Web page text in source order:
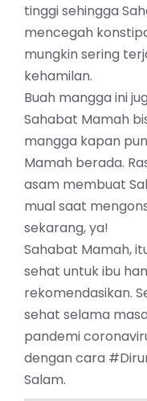
tinggi sehingga
mencegah
mungkin sering
kehamilan.
Buah mangga ini
Sahabat Mamah
mangga kapan
Mamah berada.
asam membuat
mual saat
sekarang, ya!
Sahabat Mamah,
sehat untuk ibu
rekomendasikan.
sehat selama
pandemi
dengan cara
Salam.